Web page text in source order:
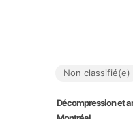
Non classifié(e)
Décompression et